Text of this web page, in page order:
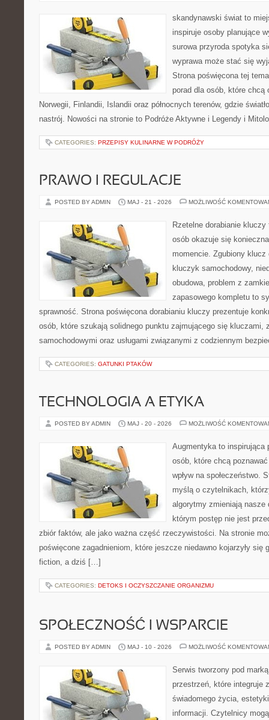
skandynawski świat to
inspiruje osoby planujące
surowa przyroda spotyka
wyprawa może stać się
Strona poświęcona tej
porad dla osób, które chcą
Norwegii, Finlandii, Islandii oraz północnych terenów, gdzie
nastrój. Nowości na stronie to Podróże Aktywne i Legendy i
CATEGORIES: PRZEPISY KULINARNE W PODRÓŻY
PRAWO I REGULACJE
POSTED BY ADMIN MAJ - 21 - 2026 MOŻLIWOŚĆ
Rzetelne dorabianie kluczy
osób okazuje się
momencie. Zgubiony
kluczyk samochodowy,
obudowa, problem z
zapasowego kompletu to
sprawność. Strona poświęcona dorabianiu kluczy prezentuje
osób, które szukają solidnego punktu zajmującego się kluczami,
samochodowymi oraz usługami związanymi z codziennym
CATEGORIES: GATUNKI PTAKÓW
TECHNOLOGIA A ETYKA
POSTED BY ADMIN MAJ - 20 - 2026 MOŻLIWOŚĆ
Augmentyka to inspirująca
osób, które chcą
wpływ na społeczeństwo.
myślą o czytelnikach,
algorytmy zmieniają nasze
którym postęp nie jest
zbiór faktów, ale jako ważna część rzeczywistości. Na stronie
poświęcone zagadnieniom, które jeszcze niedawno kojarzyły się
fiction, a dziś […]
CATEGORIES: DETOKS I OCZYSZCZANIE ORGANIZMU
SPOŁECZNOŚĆ I WSPARCIE
POSTED BY ADMIN MAJ - 10 - 2026 MOŻLIWOŚĆ
Serwis tworzony pod
przestrzeń, które integruje
świadomego życia,
informacji. Czytelnicy